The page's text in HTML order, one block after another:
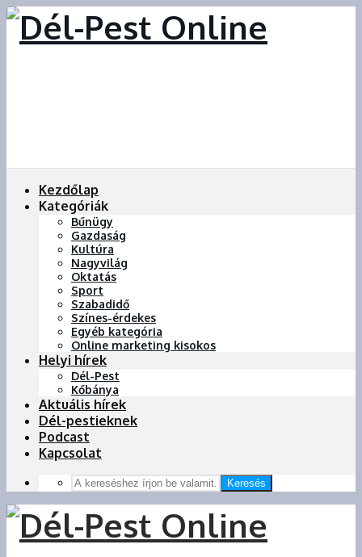
Kezdőlap
Kategóriák
Bűnügy
Gazdaság
Kultúra
Nagyvilág
Oktatás
Sport
Szabadidő
Színes-érdekes
Egyéb kategória
Online marketing kisokos
Helyi hírek
Dél-Pest
Kőbánya
Aktuális hírek
Dél-pestieknek
Podcast
Kapcsolat
Keresés